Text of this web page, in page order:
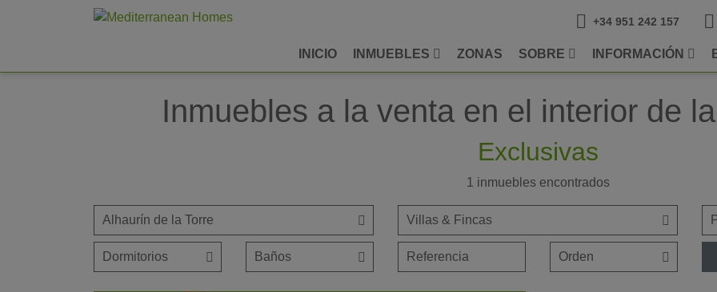
+34 951 242 157
INICIO INMUEBLES ZONAS SOBRE INFORMACIÓN
Inmuebles a la venta en el interior de
Exclusivas
1 inmuebles encontrados